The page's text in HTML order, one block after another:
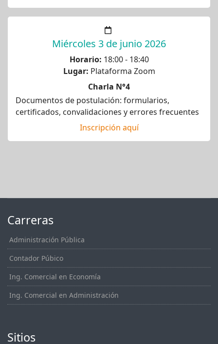
Miércoles 3 de junio 2026
Horario: 18:00 - 18:40
Lugar: Plataforma Zoom
Charla N°4
Documentos de postulación: formularios,
certificados, convalidaciones y errores frecuentes
Inscripción aquí
Carreras
Administración Pública
Contador Púbico
Ing. Comercial en Economía
Ing. Comercial en Administración
Sitios